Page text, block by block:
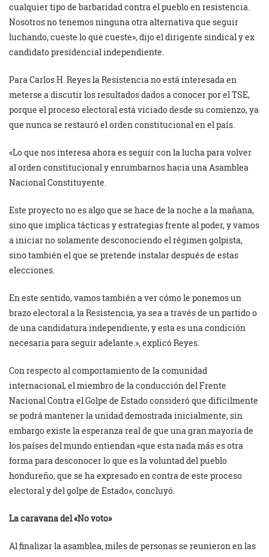
cualquier tipo de barbaridad contra el pueblo en resistencia.
Nosotros no tenemos ninguna otra alternativa que seguir
luchando, cueste lo que cueste», dijo el dirigente sindical y ex
candidato presidencial independiente.
Para Carlos H. Reyes la Resistencia no está interesada en
meterse a discutir los resultados dados a conocer por el TSE,
porque el proceso electoral está viciado desde su comienzo, ya
que nunca se restauró el orden constitucional en el país.
«Lo que nos interesa ahora es seguir con la lucha para volver
al orden constitucional y enrumbarnos hacia una Asamblea
Nacional Constituyente.
Este proyecto no es algo que se hace de la noche a la mañana,
sino que implica tácticas y estrategias frente al poder, y vamos
a iniciar no solamente desconociendo el régimen golpista,
sino también el que se pretende instalar después de estas
elecciones.
En este sentido, vamos también a ver cómo le ponemos un
brazo electoral a la Resistencia, ya sea a través de un partido o
de una candidatura independiente, y esta es una condición
necesaria para seguir adelante.», explicó Reyes.
Con respecto al comportamiento de la comunidad
internacional, el miembro de la conducción del Frente
Nacional Contra el Golpe de Estado consideró que difícilmente
se podrá mantener la unidad demostrada inicialmente, sin
embargo existe la esperanza real de que una gran mayoría de
los países del mundo entiendan «que esta nada más es otra
forma para desconocer lo que es la voluntad del pueblo
hondureño, que se ha expresado en contra de este proceso
electoral y del golpe de Estado», concluyó.
La caravana del «No voto»
Al finalizar la asamblea, miles de personas se reunieron en las